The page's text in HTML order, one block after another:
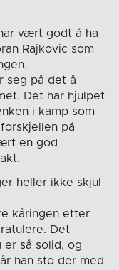
vært godt å ha
Rajkovic som
seg på det å
Det har hjulpet
i kamp som
på
en god
heller ikke skjul
kåringen etter
Det
er så solid, og
han sto der med